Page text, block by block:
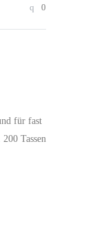
0
für fast
Tassen